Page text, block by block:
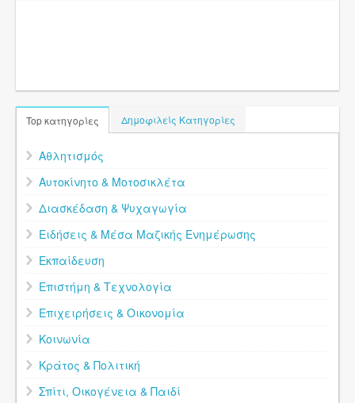
Top κατηγορίες Δημοφιλείς Κατηγορίες
Αθλητισμός
Αυτοκίνητο & Μοτοσικλέτα
Διασκέδαση & Ψυχαγωγία
Ειδήσεις & Μέσα Μαζικής Ενημέρωσης
Εκπαίδευση
Επιστήμη & Τεχνολογία
Επιχειρήσεις & Οικονομία
Κοινωνία
Κράτος & Πολιτική
Σπίτι, Οικογένεια & Παιδί